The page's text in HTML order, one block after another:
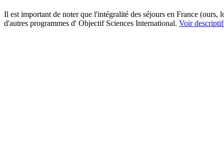
Il est important de noter que l'intégralité des séjours en France
d'autres programmes d' Objectif Sciences International. Voir